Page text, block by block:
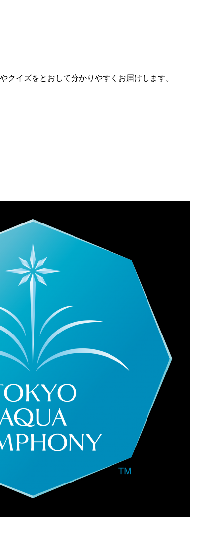
イズをとおして分かりやすくお届けします。